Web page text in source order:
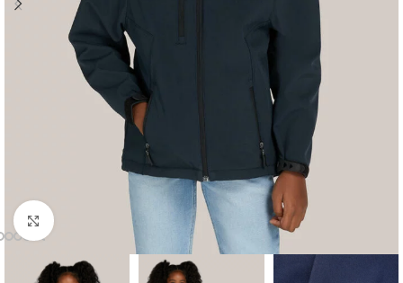
Zum Vergrößern klicken